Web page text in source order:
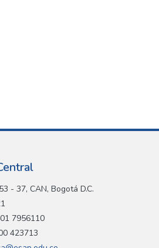
- 37, CAN, Bogotá D.C.
7956110
423713